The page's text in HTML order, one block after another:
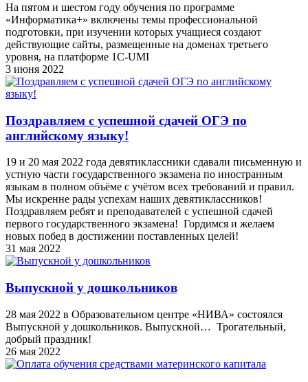
На пятом и шестом году обучения по программе
«Информатика+» включены темы профессиональной
подготовки, при изучении которых учащиеся создают
действующие сайты, размещенные на доменах третьего
уровня, на платформе 1С-UMI
3 июня 2022
Поздравляем с успешной сдачей ОГЭ по
английскому языку!
19 и 20 мая 2022 года девятиклассники сдавали письменную и
устную части государственного экзамена по иностранным
языкам в полном объёме с учётом всех требований и правил.
Мы искренне рады успехам наших девятиклассников!
Поздравляем ребят и преподавателей с успешной сдачей
первого государственного экзамена! Гордимся и желаем
новых побед в достижении поставленных целей!
31 мая 2022
Выпускной у дошкольников
28 мая 2022 в Образовательном центре «НИВА» состоялся
Выпускной у дошкольников. Выпускной… Трогательный,
добрый праздник!
26 мая 2022